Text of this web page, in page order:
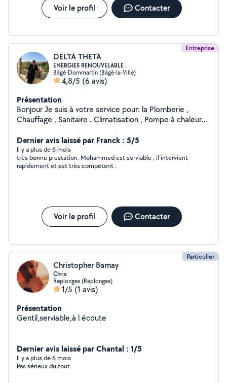
Voir le profil Contacter
Entreprise
DELTA THETA
ENERGIES RENOUVELABLE .
Bâgé-Dommartin (Bâgé-la-Ville)
4,8/5 (6 avis)
Présentation
Bonjour Je suis à votre service pour: la Plomberie ,
Chauffage , Sanitaire . Climatisation , Pompe à chaleur
Dernier avis laissé par Franck : 5/5
Il y a plus de 6 mois
très bonne prestation. Mohammed est serviable , il intervient
rapidement et est très compétent :
Voir le profil Contacter
Particulier
Christopher Barnay
Chris
Replonges (Replonges)
1/5 (1 avis)
Présentation
Gentil,serviable,à l écoute
Dernier avis laissé par Chantal : 1/5
Il y a plus de 6 mois
Pas sérieux du tout